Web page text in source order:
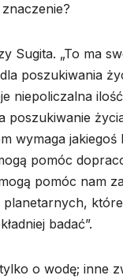
Sugita. „To ma
poszukiwania
niepoliczalna
poszukiwanie
wymaga jakiegoś
pomóc
pomóc nam
planetarnych, które
badać”.
o wodę; inne